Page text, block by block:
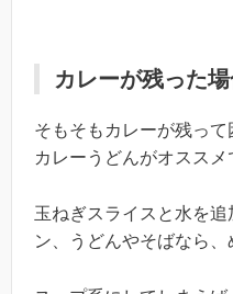
カレーが残った
そもそもカレーが残っ
カレーうどんがオススメ
玉ねぎスライスと水を
ン、うどんやそばなら、